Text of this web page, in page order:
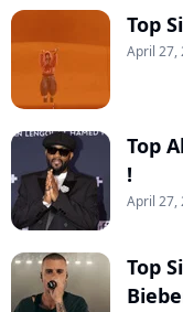
Top
April 27,
Top
!
April 27,
Top